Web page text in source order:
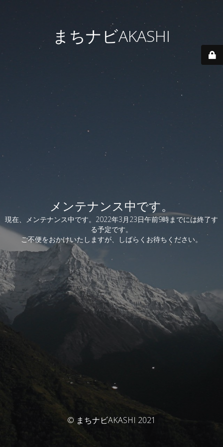
まちナビAKASHI
メンテナンス中です。
現在、メンテナンス中です。2022年3月23日午前9時までには終了す
る予定です。
ご不便をおかけいたしますが、しばらくお待ちください。
© まちナビAKASHI 2021